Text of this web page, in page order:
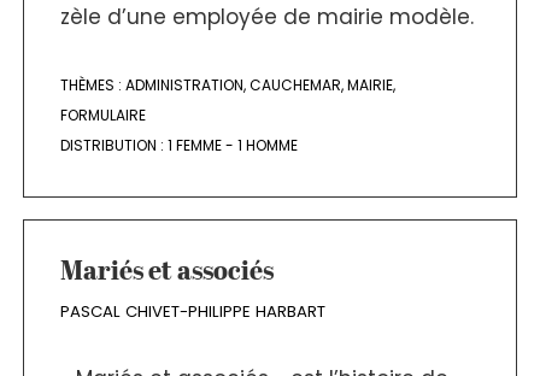
zèle d’une employée de mairie modèle.
THÈMES : ADMINISTRATION,CAUCHEMAR,MAIRIE,
FORMULAIRE
DISTRIBUTION : 1 FEMME - 1 HOMME
Mariés et associés
PASCAL CHIVET-PHILIPPE HARBART